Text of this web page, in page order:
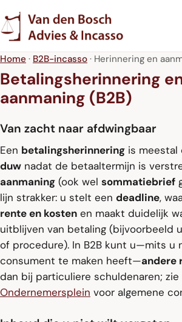
Home · B2B-incasso · Herinnering en
Betalingsherinnering
aanmaning (B2B)
Van zacht naar afdwingbaar
Een betalingsherinnering is meestal
duw nadat de betaaltermijn is
aanmaning (ook wel sommatiebrief
lijn strakker: u stelt een deadline,
rente en kosten en maakt duidelijk
uitblijven van betaling (bijvoorbeeld
of procedure). In B2B kunt u—mits u
consument te maken heeft—andere
dan bij particuliere schuldenaren; zie
Ondernemersplein voor algemene